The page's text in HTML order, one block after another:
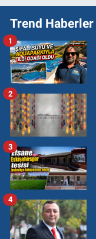
Trend Haberler
1
2
3
4